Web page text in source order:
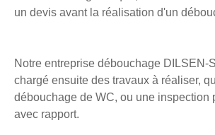
un devis avant la réalisation d'un
Notre entreprise débouchage DILSEN-
chargé ensuite des travaux à réaliser,
débouchage de WC, ou une inspection
avec rapport.